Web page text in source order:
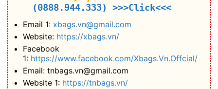
(0888.944.333)
>>>Click<<<
Email 1: xbags.vn@gmail.com
Website: https://xbags.vn/
Facebook
1: https://www.facebook.com/Xbags.Vn.Offcial/
Email: tnbags.vn@gmail.com
Website 1: https://tnbags.vn/